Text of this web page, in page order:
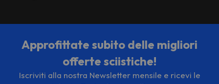
Un'attenzione multilingue a tua
Alcuni dei servizi elencati possono
essere considerati extra. Si prega
Approfittate subito delle migliori
offerte sciistiche!
Iscriviti alla nostra Newsletter mensile e ricevi le